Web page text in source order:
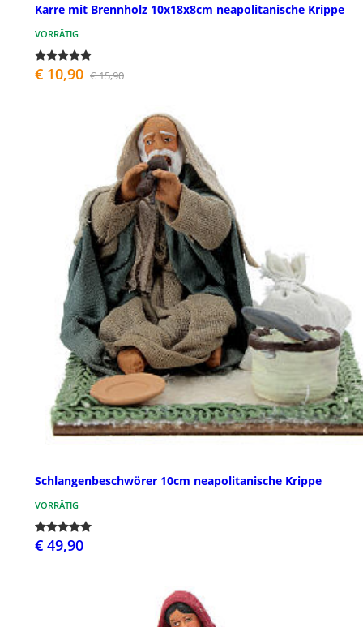
Karre mit Brennholz 10x18x8cm neapolitanische Krippe
VORRÄTIG
€ 10,90 € 15,90
Schlangenbeschwörer 10cm neapolitanische Krippe
VORRÄTIG
€ 49,90